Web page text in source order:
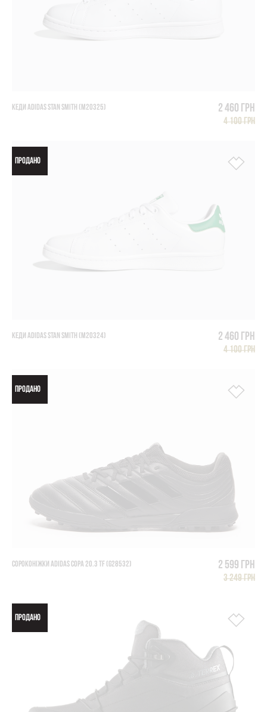
КЕДИ ADIDAS STAN SMITH (M20325) 2 460 грн
4 100 грн
ПРОДАНО
КЕДИ ADIDAS STAN SMITH (M20324) 2 460 грн
4 100 грн
ПРОДАНО
СОРОКОНІЖКИ ADIDAS COPA 20.3 TF (G28532) 2 599 грн
3 249 грн
ПРОДАНО